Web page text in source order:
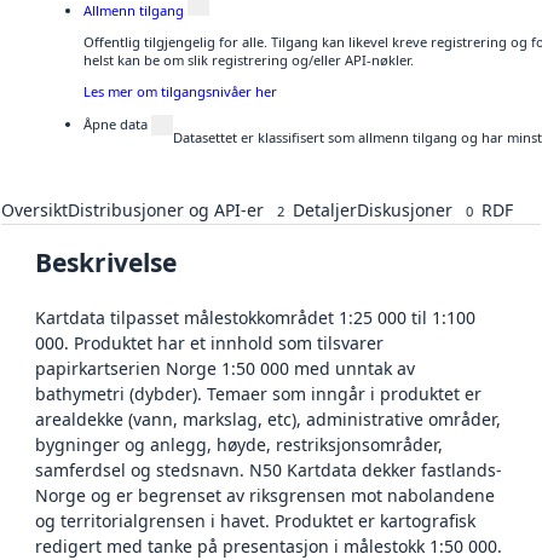
Allmenn tilgang
Offentlig tilgjengelig for alle. Tilgang kan likevel kreve registrering og
helst kan be om slik registrering og/eller API-nøkler.
Les mer om tilgangsnivåer her
Åpne data
Datasettet er klassifisert som allmenn tilgang og har
OversiktDistribusjoner og API-er 2 DetaljerDiskusjoner 0 RDF
Beskrivelse
Kartdata tilpasset målestokkområdet 1:25 000 til 1:100
000. Produktet har et innhold som tilsvarer
papirkartserien Norge 1:50 000 med unntak av
bathymetri (dybder). Temaer som inngår i produktet er
arealdekke (vann, markslag, etc), administrative områder,
bygninger og anlegg, høyde, restriksjonsområder,
samferdsel og stedsnavn. N50 Kartdata dekker fastlands-
Norge og er begrenset av riksgrensen mot nabolandene
og territorialgrensen i havet. Produktet er kartografisk
redigert med tanke på presentasjon i målestokk 1:50 000.